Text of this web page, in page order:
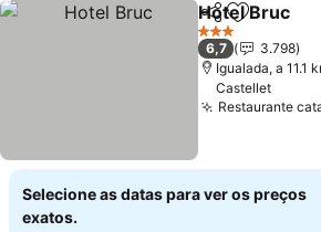
PartilharAdicionar
Hotel Bruc
3 Estrelas
6,7
3.798
Igualada, a 11.1
Castellet
Restaurante
Selecione as datas para ver os preços
exatos.